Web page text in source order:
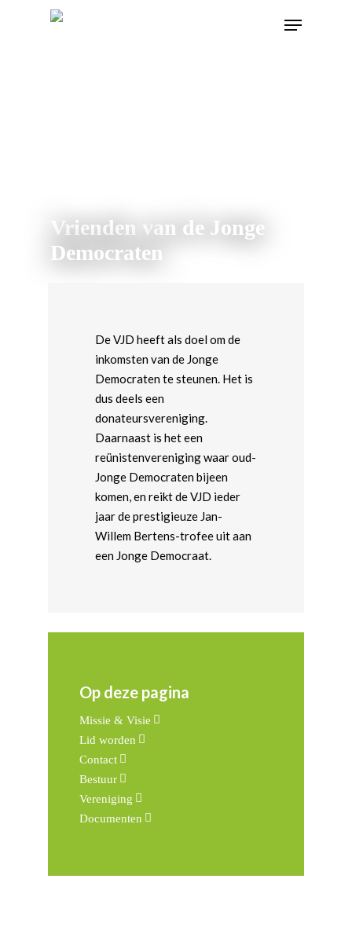
Vrienden van de Jonge
Democraten
De VJD heeft als doel om de
inkomsten van de Jonge
Democraten te steunen. Het is
dus deels een
donateursvereniging.
Daarnaast is het een
reünistenvereniging waar oud-
Jonge Democraten bijeen
komen, en reikt de VJD ieder
jaar de prestigieuze Jan-
Willem Bertens-trofee uit aan
een Jonge Democraat.
Op deze pagina
Missie & Visie
Lid worden
Contact
Bestuur
Vereniging
Documenten